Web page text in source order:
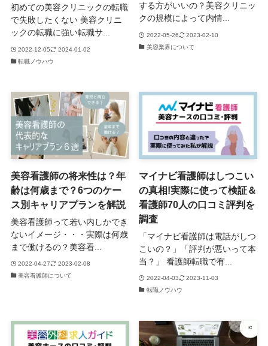
初めての美容クリニックの転職
で失敗したくない 美容クリニ
ックの転職に強い転職サ...
2022-12-05
2024-01-02
転職ノウハウ
する方がいいの？美容クリニッ
クの規模によって内情...
2022-05-26
2023-02-10
美容業界について
美容看護師の将来性は？年
齢は何歳まで？6つのケー
ス別キャリアプランを解説
美容看護師って若い内しかでき
ないイメージ・・・実際は何歳
まで働けるの？美容看...
2022-04-27
2023-02-08
美容看護師について
マイナビ看護師はしつこい
の真相!実際に使って検証＆
看護師70人の口コミ評判を
調査
「マイナビ看護師は電話がしつ
こいの？」「評判が悪いって本
当？」 看護師転職で有...
2022-04-03
2023-11-03
転職ノウハウ